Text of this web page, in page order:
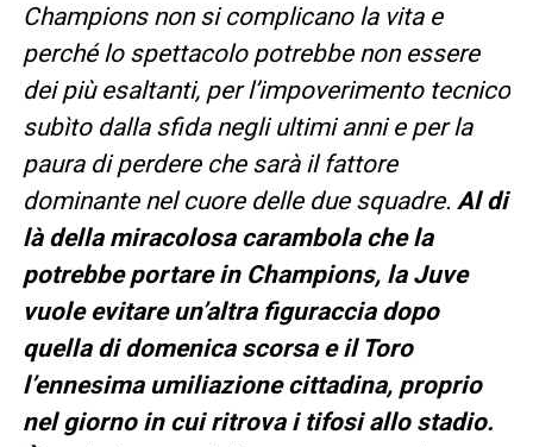
Champions non si complicano la vita e
perché lo spettacolo potrebbe non essere
dei più esaltanti, per l’impoverimento tecnico
subìto dalla sfida negli ultimi anni e per la
paura di perdere che sarà il fattore
dominante nel cuore delle due squadre. Al di
là della miracolosa carambola che la
potrebbe portare in Champions, la Juve
vuole evitare un’altra figuraccia dopo
quella di domenica scorsa e il Toro
l’ennesima umiliazione cittadina, proprio
nel giorno in cui ritrova i tifosi allo stadio.